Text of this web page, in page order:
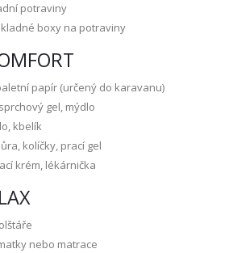
potraviny
boxy na potraviny
papír (určený do karavanu)
gel, mýdlo
kbelík
kolíčky, prací gel
krém, lékárnička
nebo matrace